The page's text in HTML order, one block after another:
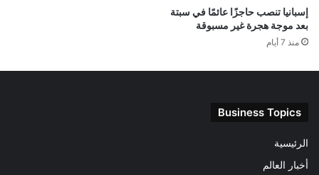
إسبانيا تنصب حاجزًا عائمًا في سبتة
بعد موجة هجرة غير مسبوقة
منذ 7 أيام
Business Topics
الرئيسية
أخبار العالم